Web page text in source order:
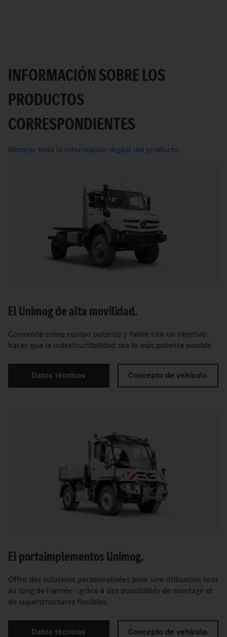
INFORMACIÓN SOBRE LOS
PRODUCTOS
CORRESPONDIENTES
Mostrar toda la información digital del producto
El Unimog de alta movilidad.
Convence como equipo potente y fiable con un objetivo:
hacer que la indestructibilidad sea lo más potente posible.
Datos técnicos Concepto de vehículo
El portaimplementos Unimog.
Offre des solutions personnalisées pour une utilisation tout
au long de l'année - grâce à des possibilités de montage et
de superstructures flexibles.
Datos técnicos Concepto de vehículo